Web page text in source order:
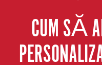
CUM SĂ